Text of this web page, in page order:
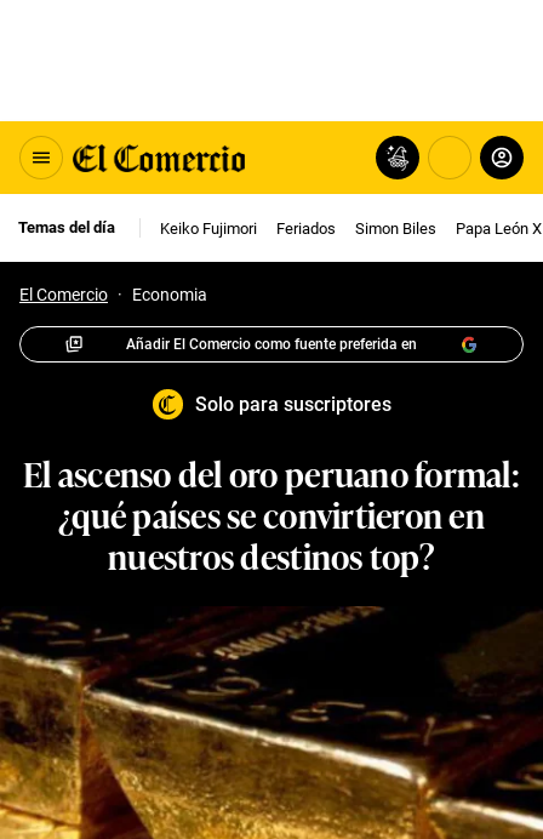
Temas del día Keiko Fujimori Feriados Simon Biles Papa León
El Comercio · Economia
Añadir El Comercio como fuente preferida en
Solo para suscriptores
El ascenso del oro peruano formal:
¿qué países se convirtieron en
nuestros destinos top?